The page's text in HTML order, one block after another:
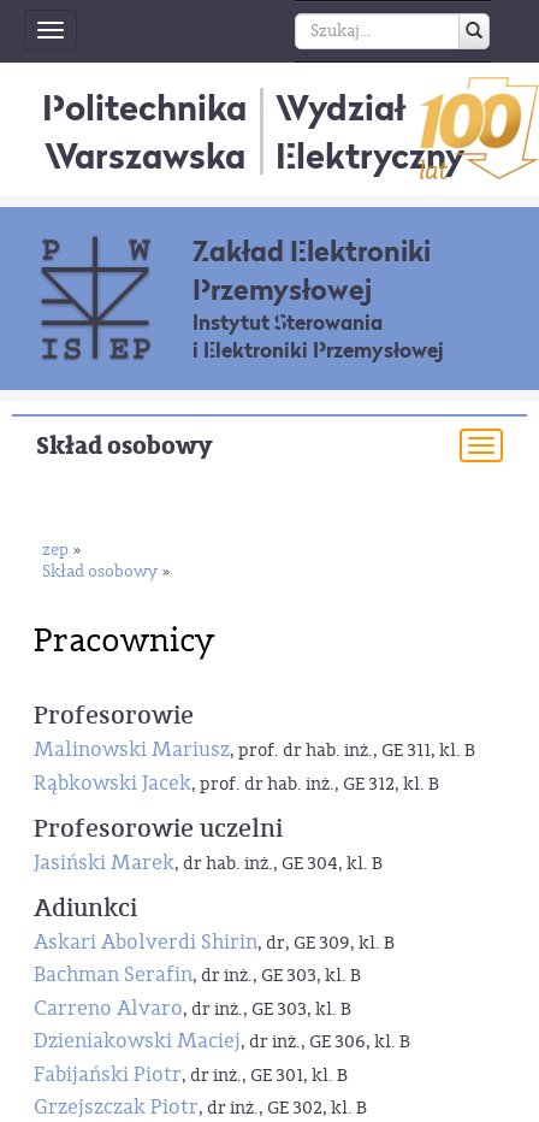
Toggle
navigation
Politechnika
Warszawska
Wydział
Elektryczny
Zakład Elektroniki
Przemysłowej
Instytut Sterowania
i Elektroniki Przemysłowej
Skład osobowy
zep »
Skład osobowy »
Pracownicy
Profesorowie
Malinowski Mariusz, prof. dr hab. inż., GE 311, kl. B
Rąbkowski Jacek, prof. dr hab. inż., GE 312, kl. B
Profesorowie uczelni
Jasiński Marek, dr hab. inż., GE 304, kl. B
Adiunkci
Askari Abolverdi Shirin, dr, GE 309, kl. B
Bachman Serafin, dr inż., GE 303, kl. B
Carreno Alvaro, dr inż., GE 303, kl. B
Dzieniakowski Maciej, dr inż., GE 306, kl. B
Fabijański Piotr, dr inż., GE 301, kl. B
Grzejszczak Piotr, dr inż., GE 302, kl. B